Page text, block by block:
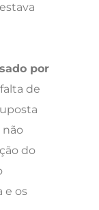
por
de
não
do
e os